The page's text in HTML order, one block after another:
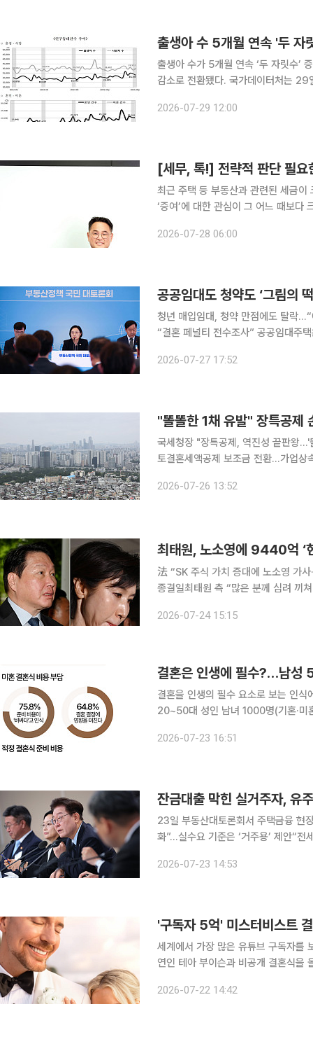
출생아 수 5개월 연속 '두 자
출생아 수가 5개월 연속 ‘두 자릿수’
감소로 전환됐다. 국가데이터처는 29일 발표한 ‘5월 인구동향’에서 5월 출생아 수가 2만3160명으
아 수는 12만2694명으로 15.2% 늘
2026-07-29 12:00
[세무, 톡!] 전략적 판단 필요
최근 주택 등 부동산과 관련된 세금이
‘증여’에 대한 관심이 그 어느 때보다
‘분산 증여’ 방식이다. 이러한 분산
2026-07-28 06:00
청년 매입임대, 청약 만점에도 탈락
“결혼 페널티 전수조사” 공공임대주택은 경쟁이 치열해 입주하기 어렵고, 청약은 높은 분양가와 계
함께 거주한다는 이유로 주거지원 대
2026-07-27 17:52
"똘똘한 1채 유발" 장특공제
국세청장 "장특공제, 역진성 끝판왕…'
토결혼세액공제 보조금 전환…가업상속공제 편법상속 차단 "
장이 다음달 초 정부의 세제개편안 발
2026-07-26 13:52
法 “SK 주식 가치 증대에 노소영 가
종결일최태원 측 “많은 분께 심려 끼쳐 송구” 최태원 SK그룹 회장이 노소영 아트
에 따라 노태우 비자금 300억원 지원
2026-07-24 15:15
결혼은 인생에 필수?…남성
결혼을 인생의 필수 요소로 보는 인식에서 남
20~50대 성인 남녀 1000명(기혼·
2026-07-23 16:51
23일 부동산대토론회서 주택금융 현
화”…실수요 기준은 ‘거주용’ 제안“전
계약을 맺은 실수요자에 대해서는 피
2026-07-23 14:53
'구독자 5억' 미스터비스트
세계에서 가장 많은 유튜브 구독자를
연인 테아 부이슨과 비공개 결혼식을 올리며 부부가 됐다. 21일
프라이빗 리조트 '네커 아일랜드'에서
2026-07-22 14:42